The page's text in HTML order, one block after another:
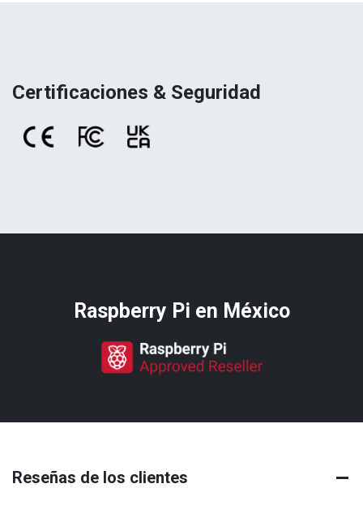
Certificaciones & Seguridad
Raspberry Pi​ en México
Reseñas de los clientes